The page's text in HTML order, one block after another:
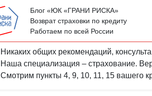
Блог «ЮК «ГРАНИ РИСКА»
Возврат страховки по кредиту
Работаем по всей России
Никаких общих рекомендаций,
Наша специализация – страхование.
Смотрим пункты 4, 9, 10, 11, 15 вашего